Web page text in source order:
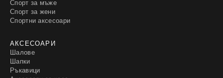
Спорт за мъже
Спорт за жени
Спортни аксесоари
АКСЕСОАРИ
Шалове
Шапки
Ръкавици